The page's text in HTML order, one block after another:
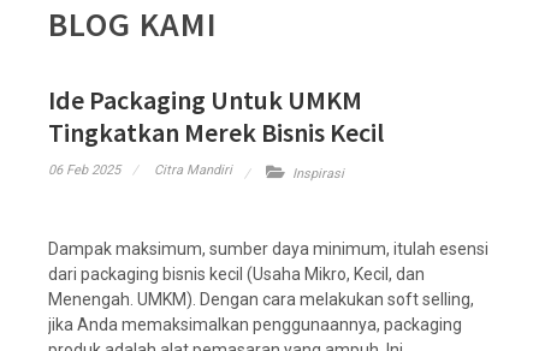
BLOG KAMI
Ide Packaging Untuk UMKM
Tingkatkan Merek Bisnis Kecil
06 Feb 2025 Citra Mandiri Inspirasi
Dampak maksimum, sumber daya minimum, itulah esensi
dari packaging bisnis kecil (Usaha Mikro, Kecil, dan
Menengah. UMKM). Dengan cara melakukan soft selling,
jika Anda memaksimalkan penggunaannya, packaging